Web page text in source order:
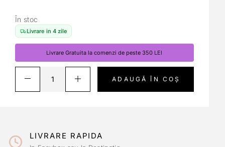
În stoc
Livrare in 4 zile
Livrare Gratuita la comenzi de peste 350 LEI
ADAUGĂ ÎN COȘ
LIVRARE RAPIDA